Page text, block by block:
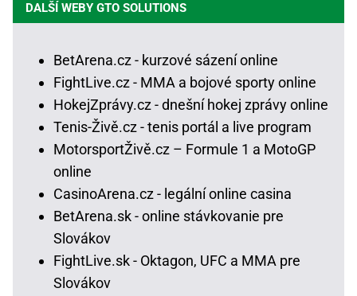
DALŠÍ WEBY GTO SOLUTIONS
BetArena.cz - kurzové sázení online
FightLive.cz - MMA a bojové sporty online
HokejZprávy.cz - dnešní hokej zprávy online
Tenis-Živě.cz - tenis portál a live program
MotorsportŽivě.cz – Formule 1 a MotoGP
online
CasinoArena.cz - legální online casina
BetArena.sk - online stávkovanie pre
Slovákov
FightLive.sk - Oktagon, UFC a MMA pre
Slovákov